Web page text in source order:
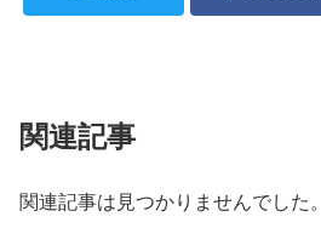
関連記事
関連記事は見つかりませんでした。